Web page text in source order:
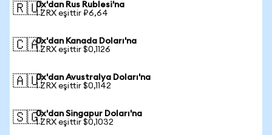
🇷🇺0x'dan Rus Rublesi'na
1 ZRX eşittir ₽6,64
🇨🇦0x'dan Kanada Doları'na
1 ZRX eşittir $0,1126
🇦🇺0x'dan Avustralya Doları'na
1 ZRX eşittir $0,1142
🇸🇬0x'dan Singapur Doları'na
1 ZRX eşittir $0,1032